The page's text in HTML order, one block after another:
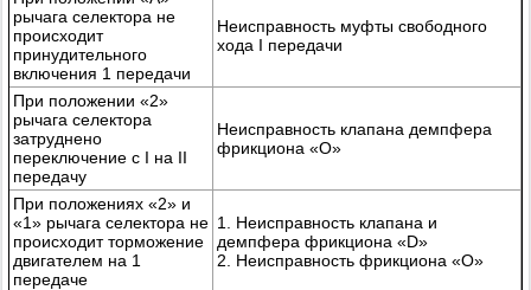
рычага селектора не
происходит
принудительного
включения 1 передачи
Неисправность муфты свободного
хода I передачи
При положении «2»
рычага селектора
затруднено
переключение с I на II
передачу
Неисправность клапана демпфера
фрикциона «O»
При положениях «2» и
«1» рычага селектора не
происходит торможение
двигателем на 1
передаче
1. Неисправность клапана и
демпфера фрикциона «D»
2. Неисправность фрикциона «O»